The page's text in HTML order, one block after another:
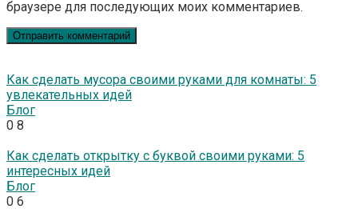
браузере для последующих моих комментариев.
Как сделать мусора своими руками для комнаты: 5
увлекательных идей
Блог
0 8
Как сделать открытку с буквой своими руками: 5
интересных идей
Блог
0 6